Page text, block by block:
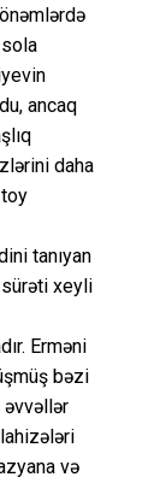
sola
ancaq
daha
tanıyan
sürəti xeyli
Erməni
bəzi
və